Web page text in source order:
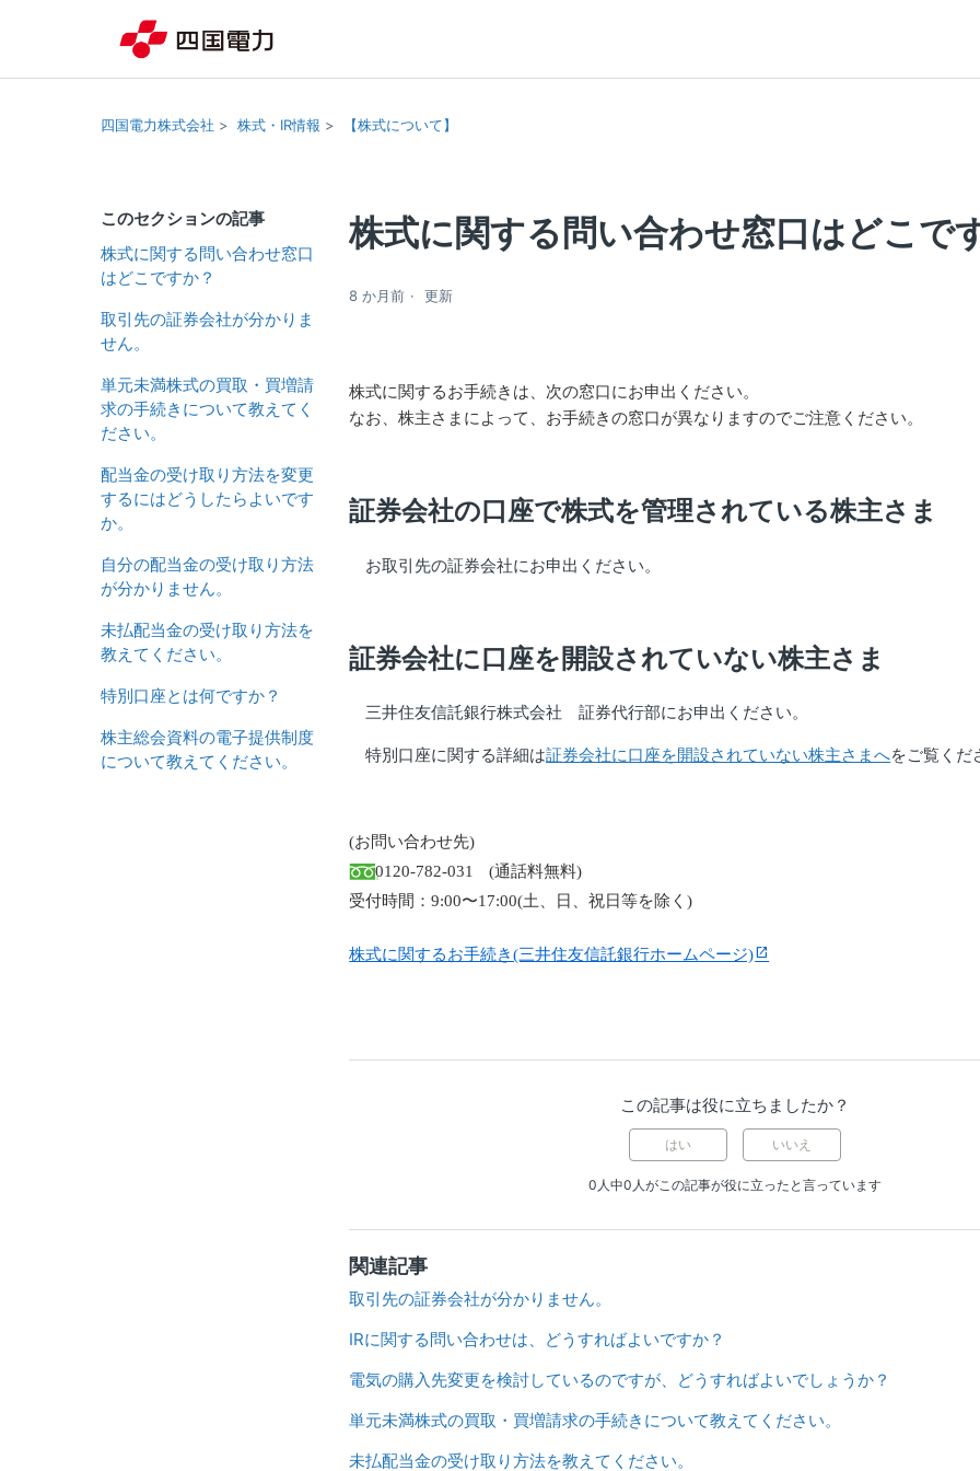
四国電力株式会社 株式・IR情報 【株式について】
このセクションの記事
株式に関する問い合わせ窓口
はどこですか？
取引先の証券会社が分かりま
せん。
単元未満株式の買取・買増請
求の手続きについて教えてく
ださい。
配当金の受け取り方法を変更
するにはどうしたらよいです
か。
自分の配当金の受け取り方法
が分かりません。
未払配当金の受け取り方法を
教えてください。
特別口座とは何ですか？
株主総会資料の電子提供制度
について教えてください。
株式に関する問い合わせ窓口はどこで
8 か月前 更新
株式に関するお手続きは、次の窓口にお申出ください。
なお、株主さまによって、お手続きの窓口が異なりますのでご注意ください。
証券会社の口座で株式を管理されている株主さま
お取引先の証券会社にお申出ください。
証券会社に口座を開設されていない株主さま
三井住友信託銀行株式会社 証券代行部にお申出ください。
特別口座に関する詳細は証券会社に口座を開設されていない株主さまへをご覧くだ
(お問い合わせ先)
0120-782-031
(通話料無料)
受付時間：9:00〜17:00(土、日、祝日等を除く)
株式に関するお手続き(三井住友信託銀行ホームページ)
この記事は役に立ちましたか？
はい いいえ
0人中0人がこの記事が役に立ったと言っています
関連記事
取引先の証券会社が分かりません。
IRに関する問い合わせは、どうすればよいですか？
電気の購入先変更を検討しているのですが、どうすればよいでしょうか？
単元未満株式の買取・買増請求の手続きについて教えてください。
未払配当金の受け取り方法を教えてください。